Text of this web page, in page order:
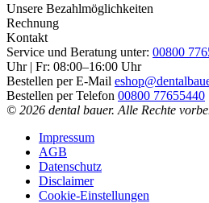
Unsere Bezahlmöglichkeiten
Rechnung
Kontakt
Service und Beratung unter: 00800
Uhr | Fr: 08:00–16:00 Uhr
Bestellen per E-Mail
Bestellen per Telefon 00800 77655440
© 2026 dental bauer. Alle Rechte
Impressum
AGB
Datenschutz
Disclaimer
Cookie-Einstellungen